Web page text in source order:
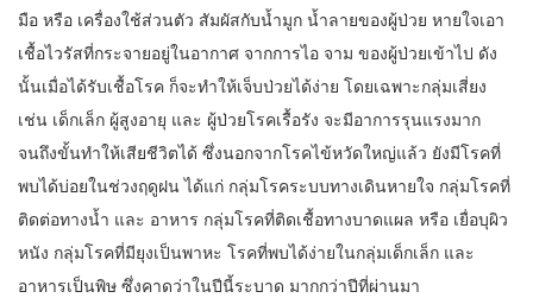
มือ หรือ เครื่องใช้ส่วนตัว สัมผัสกับน้ำมูก น้ำลายของผู้ป่วย หายใจเอา
เชื้อไวรัสที่กระจายอยู่ในอากาศ จากการไอ จาม ของผู้ป่วยเข้าไป ดัง
นั้นเมื่อได้รับเชื้อโรค ก็จะทำให้เจ็บป่วยได้ง่าย โดยเฉพาะกลุ่มเสี่ยง
เช่น เด็กเล็ก ผู้สูงอายุ และ ผู้ป่วยโรคเรื้อรัง จะมีอาการรุนแรงมาก
จนถึงขั้นทำให้เสียชีวิตได้ ซึ่งนอกจากโรคไข้หวัดใหญ่แล้ว ยังมีโรคที่
พบได้บ่อยในช่วงฤดูฝน ได้แก่ กลุ่มโรคระบบทางเดินหายใจ กลุ่มโรคที่
ติดต่อทางน้ำ และ อาหาร กลุ่มโรคที่ติดเชื้อทางบาดแผล หรือ เยื่อบุผิว
หนัง กลุ่มโรคที่มียุงเป็นพาหะ โรคที่พบได้ง่ายในกลุ่มเด็กเล็ก และ
อาหารเป็นพิษ ซึ่งคาดว่าในปีนี้ระบาด มากกว่าปีที่ผ่านมา